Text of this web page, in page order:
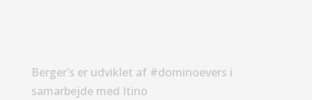
Berger’s er udviklet af #dominoevers i
samarbejde med Itino